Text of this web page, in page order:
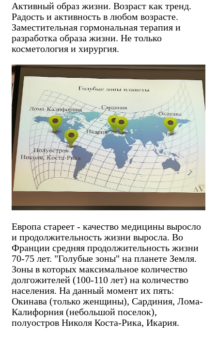
Активный образ жизни. Возраст как тренд.
Радость и активность в любом возрасте.
Заместительная гормональная терапия и
разработка образа жизни. Не только
косметология и хирургия.
Европа стареет - качество медицины выросло
и продолжительность жизни выросла. Во
Франции средняя продолжительность жизни
70-75 лет. "Голубые зоны" на планете Земля.
Зоны в которых максимальное количество
долгожителей (100-110 лет) на количество
населения. На данный момент их пять:
Окинава (только женщины), Сардиния, Лома-
Калифорния (небольшой поселок),
полуостров Николя Коста-Рика, Икария.